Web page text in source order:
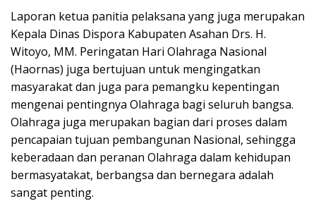
Laporan ketua panitia pelaksana yang juga merupakan
Kepala Dinas Dispora Kabupaten Asahan Drs. H.
Witoyo, MM. Peringatan Hari Olahraga Nasional
(Haornas) juga bertujuan untuk mengingatkan
masyarakat dan juga para pemangku kepentingan
mengenai pentingnya Olahraga bagi seluruh bangsa.
Olahraga juga merupakan bagian dari proses dalam
pencapaian tujuan pembangunan Nasional, sehingga
keberadaan dan peranan Olahraga dalam kehidupan
bermasyatakat, berbangsa dan bernegara adalah
sangat penting.